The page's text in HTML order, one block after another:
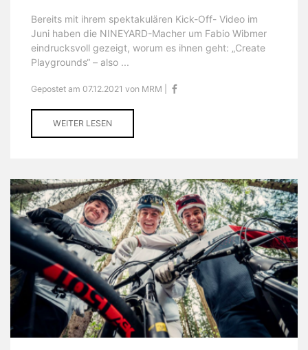
Bereits mit ihrem spektakulären Kick-Off- Video im
Juni haben die NINEYARD-Macher um Fabio Wibmer
eindrucksvoll gezeigt, worum es ihnen geht: „Create
Playgrounds“ – also ...
Gepostet am 07.12.2021 von MRM |
WEITER LESEN